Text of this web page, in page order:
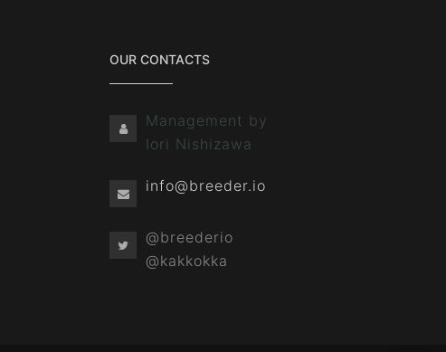
OUR CONTACTS
Management by
Iori Nishizawa
info@breeder.io
@breederio
@kakkokka